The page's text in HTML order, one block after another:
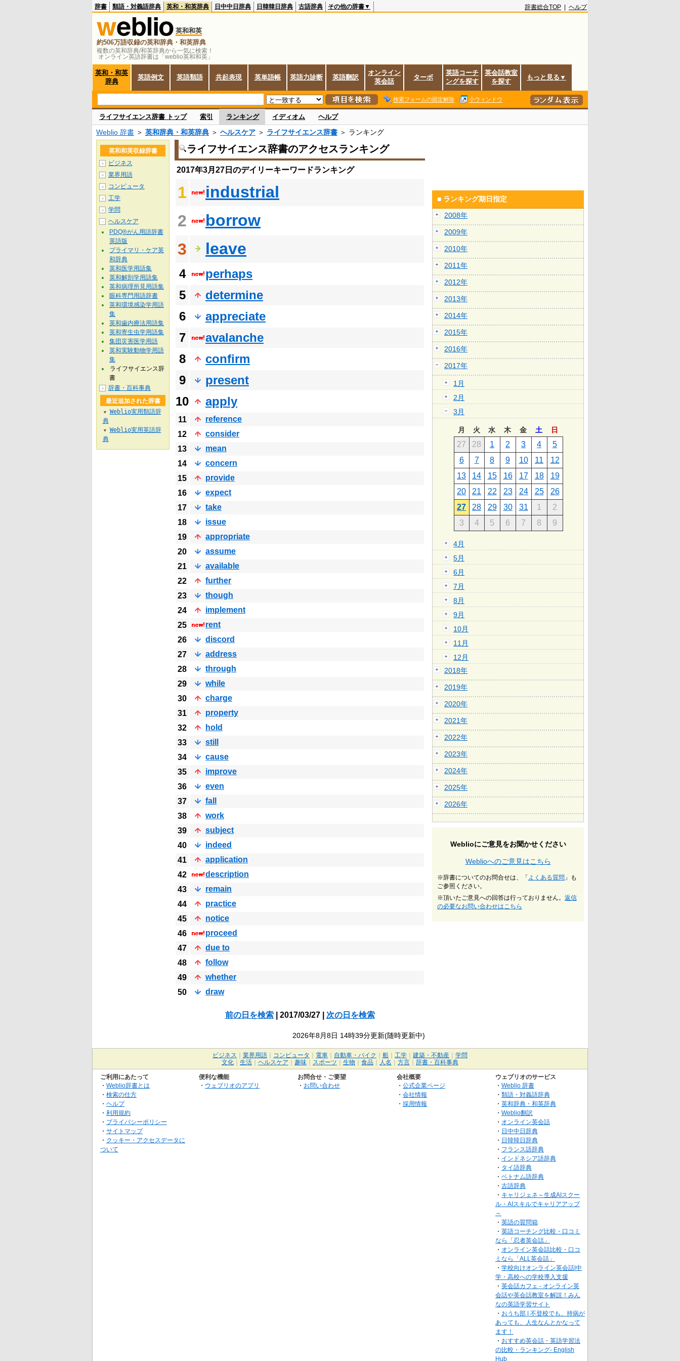
複数の英和辞典/和英辞典から一気に検索！
オンライン英語辞書は「weblio英和和英」
辞書 類語・対義語辞典 英和・和英辞典 日中中日辞典 日韓韓日辞典 古語辞典 その他の辞書▼ 辞書総合TOP ヘルプ
英和和英
約506万語収録の英和辞典・和英辞典
英和・和英
辞典
英語例文 英語類語 共起表現 英単語帳 英語力診断 英語翻訳
オンライン
英会話
ターボ
英語コーチ
ングを探す
英会話教室
を探す
もっと見る▼
検索フォームの固定解除 小ウィンドウ
ライフサイエンス辞書 トップ 索引 ランキング イディオム ヘルプ
Weblio 辞書 ＞ 英和辞典・和英辞典 ＞ ヘルスケア ＞ ライフサイエンス辞書 ＞ ランキング
ライフサイエンス辞書のアクセスランキング
2017年3月27日のデイリーキーワードランキング
1
industrial
2
borrow
3
leave
4
perhaps
5
determine
6
appreciate
7
avalanche
8
confirm
9
present
10
apply
11
reference
12
consider
13
mean
14
concern
15
provide
16
expect
17
take
18
issue
19
appropriate
20
assume
21
available
22
further
23
though
24
implement
25
rent
26
discord
27
address
28
through
29
while
30
charge
31
property
32
hold
33
still
34
cause
35
improve
36
even
37
fall
38
work
39
subject
40
indeed
41
application
42
description
43
remain
44
practice
45
notice
46
proceed
47
due to
48
follow
49
whether
50
draw
前の日を検索| 2017/03/27 | 次の日を検索
2026年8月8日 14時39分更新(随時更新中)
英和和英収録辞書
＋ ビジネス
＋ 業界用語
＋ コンピュータ
＋ 工学
＋ 学問
－
ヘルスケア
PDQ®がん用語辞書
英語版
プライマリ・ケア英
和辞典
英和医学用語集
英和解剖学用語集
英和病理所見用語集
眼科専門用語辞書
英和環境感染学用語
集
英和歯内療法用語集
英和寄生虫学用語集
集団災害医学用語
英和実験動物学用語
集
ライフサイエンス辞
書
＋
辞書・百科事典
最近追加された辞書
▼
Weblio実用類語辞
典
▼
Weblio実用英語辞
典
■ ランキング期日指定
2008年
2009年
2010年
2011年
2012年
2013年
2014年
2015年
2016年
2017年
1月
2月
3月
月 火 水 木 金 土 日
27 28 1 2 3 4
5
6
7 8 9 10 11
12
13
14 15 16 17 18
19
20
21 22 23 24 25
26
27
28 29 30 31 1
2
3
4 5 6 7 8 9
4月
5月
6月
7月
8月
9月
10月
11月
12月
2018年
2019年
2020年
2021年
2022年
2023年
2024年
2025年
2026年
Weblioにご意見をお聞かせください
Weblioへのご意見はこちら
※辞書についてのお問合せは、「 よくある質問 」も
ご参照ください。
※頂いたご意見への回答は行っておりません。 返信
の必要なお問い合わせはこちら
ビジネス 業界用語 コンピュータ 電車 自動車・バイク 船 工学 建築・不動産
学問
文化
生活 ヘルスケア 趣味 スポーツ 生物 食品 人名 方言 辞書・百科事典
ご利用にあたって
・ Weblio辞書とは
・ 検索の仕方
・ ヘルプ
・ 利用規約
・ プライバシーポリシー
・ サイトマップ
・ クッキー・アクセスデータに
ついて
便利な機能
・ ウェブリオのアプリ
お問合せ・ご要望
・ お問い合わせ
会社概要
・ 公式企業ページ
・ 会社情報
・ 採用情報
ウェブリオのサービス
・ Weblio 辞書
・ 類語・対義語辞典
・ 英和辞典・和英辞典
・ Weblio翻訳
・ オンライン英会話
・ 日中中日辞典
・ 日韓韓日辞典
・ フランス語辞典
・ インドネシア語辞典
・ タイ語辞典
・ ベトナム語辞典
・ 古語辞典
・ キャリジェネ～生成AIスクー
ル・AIスキルでキャリアアップ
～
・ 英語の質問箱
・ 英語コーチング比較・口コミ
なら「忍者英会話」
・ オンライン英会話比較・口コ
ミなら「ALL英会話」
・ 学校向けオンライン英会話|中
学・高校への学校導入支援
・ 英会話カフェ - オンライン英
会話や英会話教室を解説！みん
なの英語学習サイト
・ おうち部 | 不登校でも、持病が
あっても、人生なんとかなって
ます！
・ おすすめ英会話・英語学習法
の比較・ランキング- English
Hub